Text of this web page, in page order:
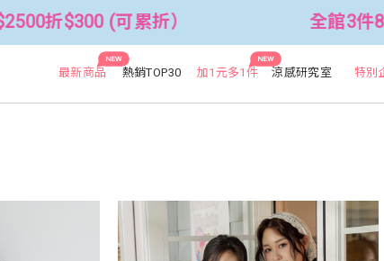
全館3件88折！🦄 滿$2500折
NEW
最新商品 熱銷TOP30
NEW
加1元多1件 涼感研究室 特別